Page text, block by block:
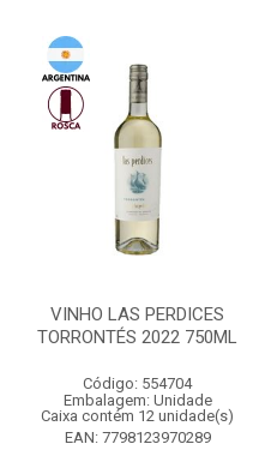
VINHO LAS PERDICES
TORRONTÉS 2022 750ML
Código: 554704
Embalagem: Unidade
Caixa contém 12 unidade(s)
EAN: 7798123970289